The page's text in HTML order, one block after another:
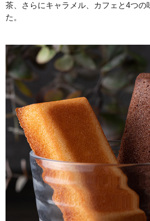
茶、さらにキャラメル、カフェと4つの
た。